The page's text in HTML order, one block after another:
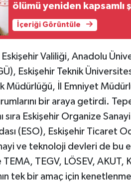
ölümü yeniden kapsamlı
İçeriği Görüntüle
Valiliği, Anadolu
Eskişehir Teknik
Müdürlüğü, İl Emniyet
bir araya getirdi.
sıra Eskişehir Organize
(ESO), Eskişehir Ticaret
ve teknoloji devleri de bu
TEGV, LÖSEV, AKUT,
tek bir amaç için